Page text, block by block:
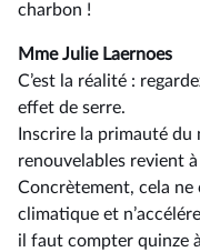
charbon !
Mme Julie Laernoes
C’est la réalité :
effet de serre.
Inscrire la primauté du
renouvelables revient à
Concrètement, cela
climatique et
il faut compter quinze